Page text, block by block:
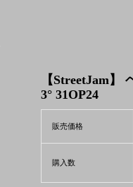
【StreetJam】
3° 31OP24
販売価格
購入数